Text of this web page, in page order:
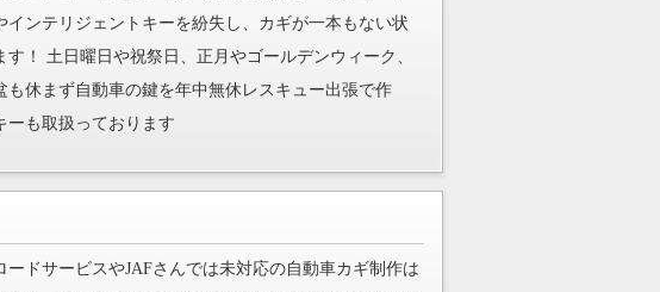
インテリジェントキーを紛失し、カギが一本もない状
す！ 土日曜日や祝祭日、正月やゴールデンウィーク、
も休まず自動車の鍵を年中無休レスキュー出張で作
ーも取扱っております
ードサービスやJAFさんでは未対応の自動車カギ制作は